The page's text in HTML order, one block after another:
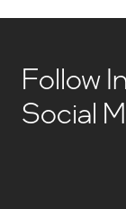
Follow
Social